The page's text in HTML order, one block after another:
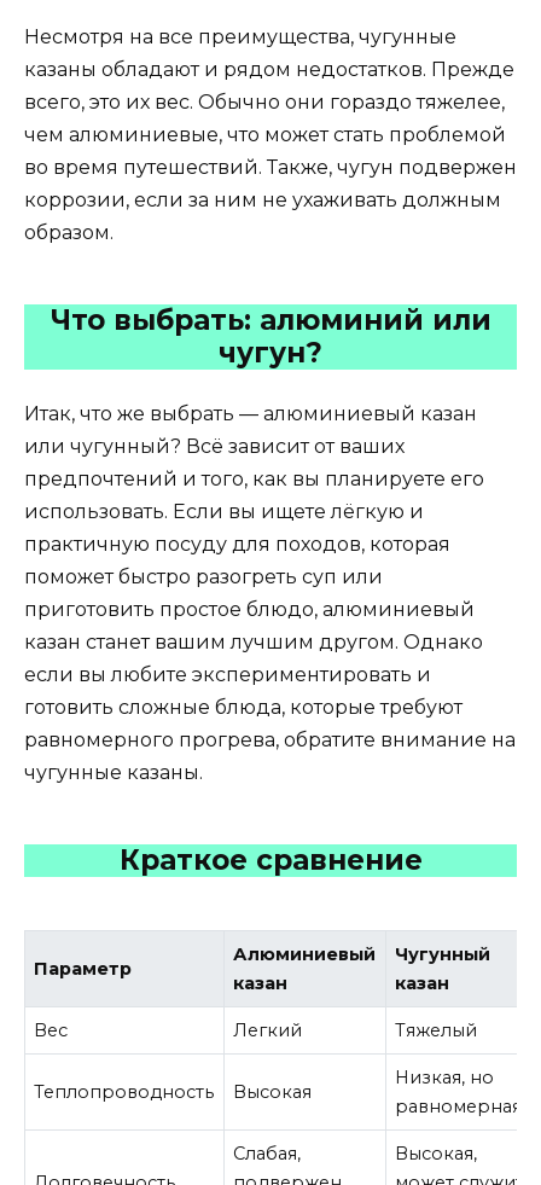
Несмотря на все преимущества, чугунные
казаны обладают и рядом недостатков. Прежде
всего, это их вес. Обычно они гораздо тяжелее,
чем алюминиевые, что может стать проблемой
во время путешествий. Также, чугун подвержен
коррозии, если за ним не ухаживать должным
образом.
Что выбрать: алюминий или
чугун?
Итак, что же выбрать — алюминиевый казан
или чугунный? Всё зависит от ваших
предпочтений и того, как вы планируете его
использовать. Если вы ищете лёгкую и
практичную посуду для походов, которая
поможет быстро разогреть суп или
приготовить простое блюдо, алюминиевый
казан станет вашим лучшим другом. Однако
если вы любите экспериментировать и
готовить сложные блюда, которые требуют
равномерного прогрева, обратите внимание на
чугунные казаны.
Краткое сравнение
Параметр
Алюминиевый
казан
Чугунный
казан
Вес Легкий Тяжелый
Теплопроводность Высокая
Низкая, но
равномерная
Слабая,
Высокая,